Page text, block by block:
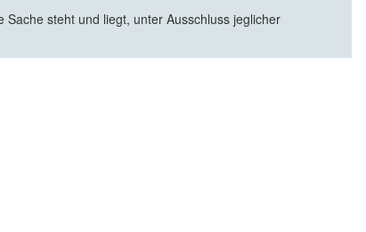
steht und liegt, unter Ausschluss jeglicher